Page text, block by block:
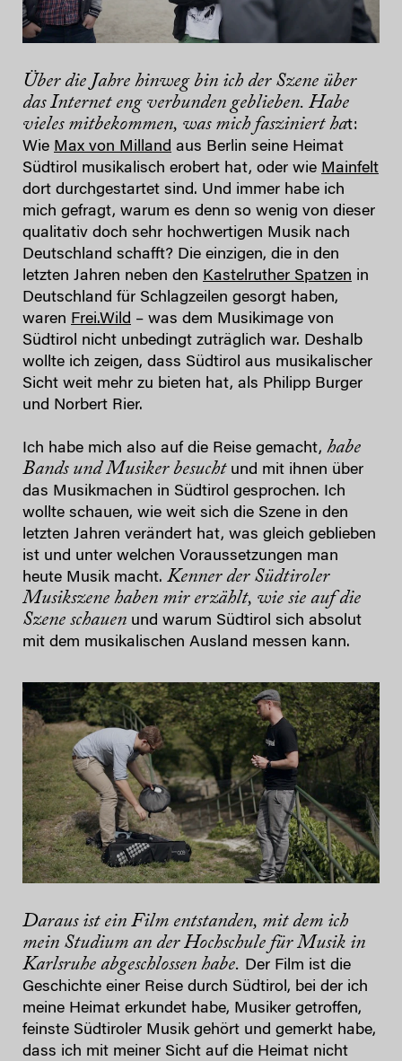
Über die Jahre hinweg bin ich der Szene über
das Internet eng verbunden geblieben. Habe
vieles mitbekommen, was mich fasziniert hat:
Wie Max von Milland aus Berlin seine Heimat
Südtirol musikalisch erobert hat, oder wie Mainfelt
dort durchgestartet sind. Und immer habe ich
mich gefragt, warum es denn so wenig von dieser
qualitativ doch sehr hochwertigen Musik nach
Deutschland schafft? Die einzigen, die in den
letzten Jahren neben den Kastelruther Spatzen in
Deutschland für Schlagzeilen gesorgt haben,
waren Frei.Wild – was dem Musikimage von
Südtirol nicht unbedingt zuträglich war. Deshalb
wollte ich zeigen, dass Südtirol aus musikalischer
Sicht weit mehr zu bieten hat, als Philipp Burger
und Norbert Rier.
Ich habe mich also auf die Reise gemacht, habe
Bands und Musiker besuchtund mit ihnen über
das Musikmachen in Südtirol gesprochen. Ich
wollte schauen, wie weit sich die Szene in den
letzten Jahren verändert hat, was gleich geblieben
ist und unter welchen Voraussetzungen man
heute Musik macht. Kenner der Südtiroler
Musikszene haben mir erzählt, wie sie auf die
Szene schauen und warum Südtirol sich absolut
mit dem musikalischen Ausland messen kann.
Daraus ist ein Film entstanden, mit dem ich
mein Studium an der Hochschule für Musik in
Karlsruhe abgeschlossen habe. Der Film ist die
Geschichte einer Reise durch Südtirol, bei der ich
meine Heimat erkundet habe, Musiker getroffen,
feinste Südtiroler Musik gehört und gemerkt habe,
dass ich mit meiner Sicht auf die Heimat nicht